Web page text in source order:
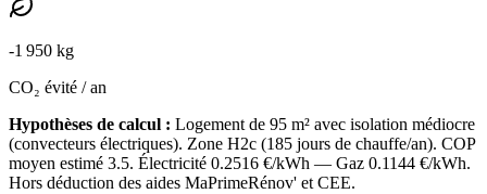
-1 950 kg
CO₂ évité / an
Hypothèses de calcul : Logement de 95 m² avec isolation médiocre
(convecteurs électriques). Zone H2c (185 jours de chauffe/an). COP
moyen estimé 3.5. Électricité 0.2516 €/kWh — Gaz 0.1144 €/kWh.
Hors déduction des aides MaPrimeRénov' et CEE.